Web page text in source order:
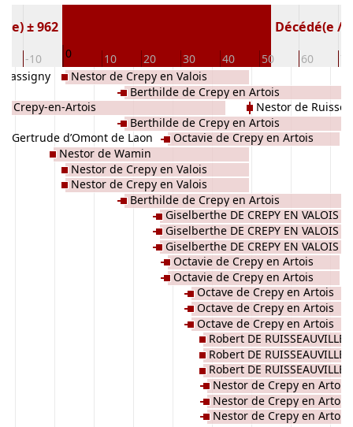
-10 0 10 20 30 40 50 60 70
± 962 Décédé(e /
Crepy-en-Artois
Gertrude d’Omont de Laon
Nestor de Wamin
Nestor de Crepy en Valois
Nestor de Crepy en Valois
Nestor de Crepy en Valois
Berthilde de Crepy en Artois
Berthilde de Crepy en Artois
Berthilde de Crepy en Artois
Giselberthe DE CREPY EN VALOIS
Giselberthe DE CREPY EN VALOIS
Giselberthe DE CREPY EN VALOIS
Octavie de Crepy en Artois
Octavie de Crepy en Artois
Octavie de Crepy en Artois
Octave de Crepy en Artois
Octave de Crepy en Artois
Octave de Crepy en Artois
Robert DE RUISSEAUVILLE
Robert DE RUISSEAUVILLE
Robert DE RUISSEAUVILLE
Nestor de Crepy en Artois
Nestor de Crepy en Artois
Nestor de Crepy en Artois
Nestor de